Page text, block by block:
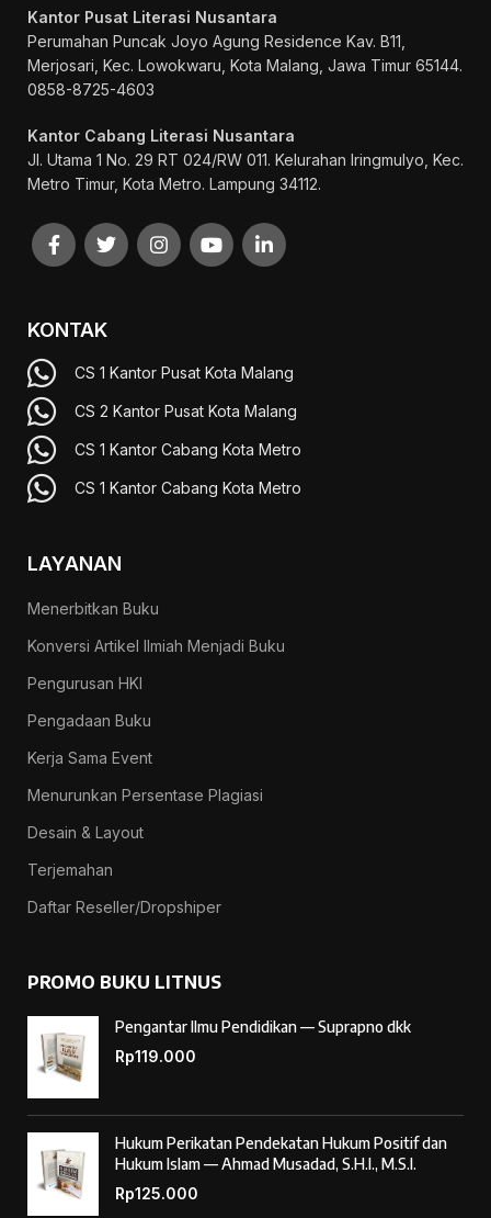
Kantor Pusat Literasi Nusantara
Perumahan Puncak Joyo Agung Residence Kav. B11,
Merjosari, Kec. Lowokwaru, Kota Malang, Jawa Timur 65144.
0858-8725-4603
Kantor Cabang Literasi Nusantara
Jl. Utama 1 No. 29 RT 024/RW 011. Kelurahan Iringmulyo, Kec.
Metro Timur, Kota Metro. Lampung 34112.
KONTAK
CS 1 Kantor Pusat Kota Malang
CS 2 Kantor Pusat Kota Malang
CS 1 Kantor Cabang Kota Metro
CS 1 Kantor Cabang Kota Metro
LAYANAN
Menerbitkan Buku
Konversi Artikel Ilmiah Menjadi Buku
Pengurusan HKI
Pengadaan Buku
Kerja Sama Event
Menurunkan Persentase Plagiasi
Desain & Layout
Terjemahan
Daftar Reseller/Dropshiper
PROMO BUKU LITNUS
Pengantar Ilmu Pendidikan — Suprapno dkk
Rp119.000
Hukum Perikatan Pendekatan Hukum Positif dan
Hukum Islam — Ahmad Musadad, S.H.I., M.S.I.
Rp125.000